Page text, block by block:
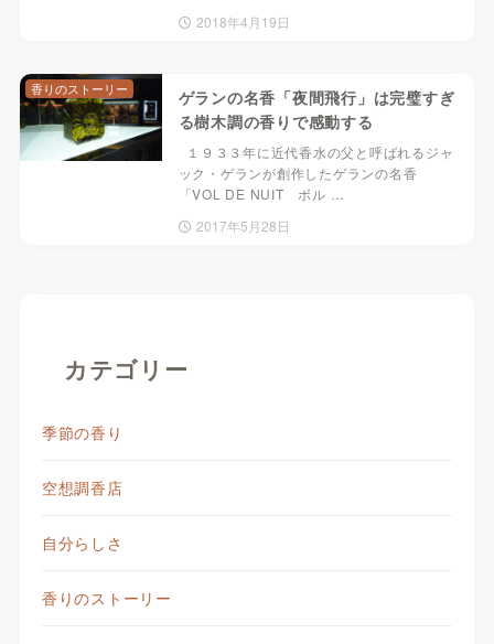
2018年4月19日
ゲランの名香「夜間飛行」は完璧すぎ
る樹木調の香りで感動する
１９３３年に近代香水の父と呼ばれるジャ
ック・ゲランが創作したゲランの名香
「VOL DE NUIT ボル …
2017年5月28日
香りのストーリー
カテゴリー
季節の香り
空想調香店
自分らしさ
香りのストーリー